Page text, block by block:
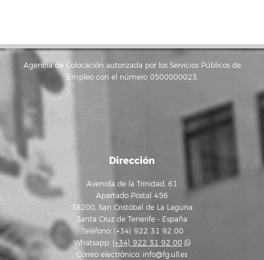
Agencia de Colocación autorizada por los Servicios Públicos de
Empleo con el número 0500000023.
Dirección
Avenida de la Trinidad, 61
Apartado Postal 456
38200, San Cristóbal de La Laguna
Santa Cruz de Tenerife - España
Teléfono: (+34) 922 31 92 00
Whatsapp: (+34) 922 31 92 00
Correo electrónico: info@fg.ull.es